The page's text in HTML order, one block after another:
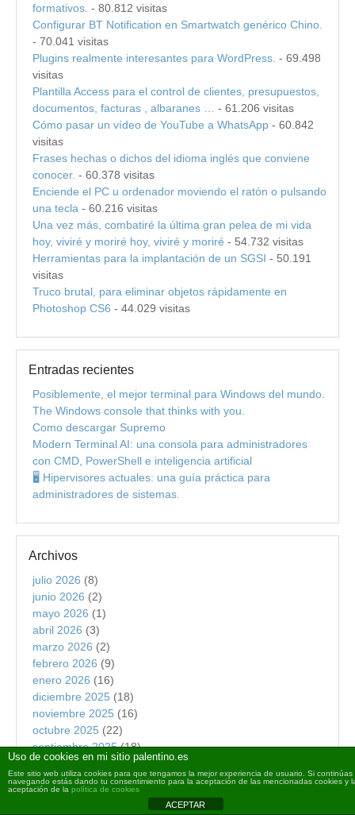
formativos. - 80.812 visitas
Configurar BT Notification en Smartwatch genérico Chino.
- 70.041 visitas
Plugins realmente interesantes para WordPress. - 69.498
visitas
Plantilla Access para el control de clientes, presupuestos,
documentos, facturas , albaranes …
- 61.206 visitas
Cómo pasar un vídeo de YouTube a WhatsApp - 60.842
visitas
Frases hechas o dichos del idioma inglés que conviene
conocer. - 60.378 visitas
Enciende el PC u ordenador moviendo el ratón o pulsando
una tecla - 60.216 visitas
Una vez más, combatiré la última gran pelea de mi vida
hoy, viviré y moriré hoy, viviré y moriré - 54.732 visitas
Herramientas para la implantación de un SGSI - 50.191
visitas
Truco brutal, para eliminar objetos rápidamente en
Photoshop CS6 - 44.029 visitas
Entradas recientes
Posiblemente, el mejor terminal para Windows del mundo.
The Windows console that thinks with you.
Como descargar Supremo
Modern Terminal AI: una consola para administradores
con CMD, PowerShell e inteligencia artificial
🖥️ Hipervisores actuales: una guía práctica para
administradores de sistemas.
Archivos
julio 2026 (8)
junio 2026 (2)
mayo 2026 (1)
abril 2026 (3)
marzo 2026 (2)
febrero 2026 (9)
enero 2026 (16)
diciembre 2025 (18)
noviembre 2025 (16)
octubre 2025 (22)
septiembre 2025(18)
agosto 2025 (16)
julio 2025(19)
junio 2025
Uso de cookies en mi sitio palentino.es
Este sitio web utiliza cookies para que tengamos la mejor experiencia de usuario. Si continúas
navegando estás dando tu consentimiento para la aceptación de las mencionadas cookies y
aceptación de la política de cookies
ACEPTAR